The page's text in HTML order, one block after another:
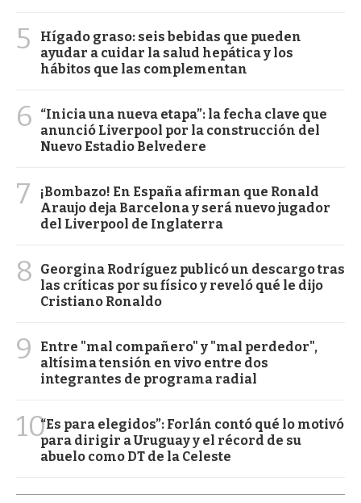
5
Hígado graso: seis bebidas que pueden
ayudar a cuidar la salud hepática y los
hábitos que las complementan
6
“Inicia una nueva etapa”: la fecha clave que
anunció Liverpool por la construcción del
Nuevo Estadio Belvedere
7
¡Bombazo! En España afirman que Ronald
Araujo deja Barcelona y será nuevo jugador
del Liverpool de Inglaterra
8
Georgina Rodríguez publicó un descargo tras
las críticas por su físico y reveló qué le dijo
Cristiano Ronaldo
9
Entre "mal compañero" y "mal perdedor",
altísima tensión en vivo entre dos
integrantes de programa radial
10“Es para elegidos”: Forlán contó qué lo motivó
para dirigir a Uruguay y el récord de su
abuelo como DT de la Celeste